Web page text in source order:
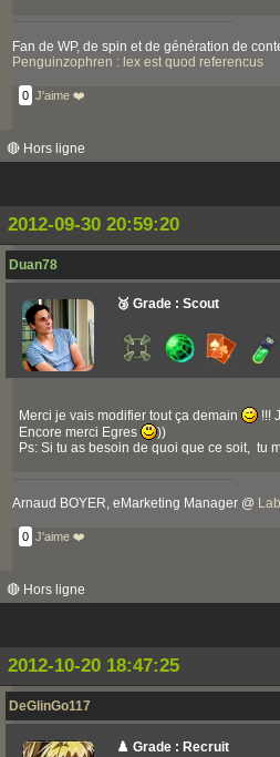
Fan de WP, de spin et de génération de
Penguinzophren : lex est quod referencus
0 J'aime ❤️
🔴 Hors ligne
2012-09-30 20:59:20
Duan78
🥉 Grade : Scout
Merci je vais modifier tout ça demain
!!!
Encore merci Egres
))
Ps: Si tu as besoin de quoi que ce soit, tu
Arnaud BOYER, eMarketing Manager @
0 J'aime ❤️
🔴 Hors ligne
2012-10-20 18:47:25
DeGlinGo117
♟️ Grade : Recruit